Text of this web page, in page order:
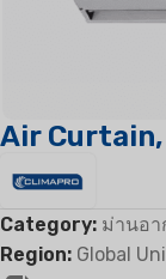
Air
Category: ม่านอา
Region: Global